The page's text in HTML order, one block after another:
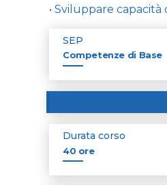
• Sviluppare
SEP
Competenze di Base
Durata corso
40 ore